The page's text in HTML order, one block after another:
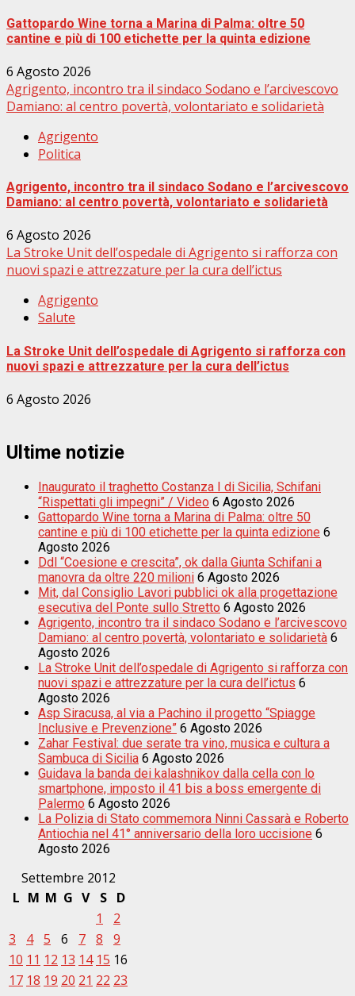
Gattopardo Wine torna a Marina di Palma: oltre 50
cantine e più di 100 etichette per la quinta edizione
6 Agosto 2026
Agrigento, incontro tra il sindaco Sodano e l’arcivescovo
Damiano: al centro povertà, volontariato e solidarietà
Agrigento
Politica
Agrigento, incontro tra il sindaco Sodano e l’arcivescovo
Damiano: al centro povertà, volontariato e solidarietà
6 Agosto 2026
La Stroke Unit dell’ospedale di Agrigento si rafforza con
nuovi spazi e attrezzature per la cura dell’ictus
Agrigento
Salute
La Stroke Unit dell’ospedale di Agrigento si rafforza con
nuovi spazi e attrezzature per la cura dell’ictus
6 Agosto 2026
Ultime notizie
Inaugurato il traghetto Costanza I di Sicilia, Schifani
“Rispettati gli impegni” / Video 6 Agosto 2026
Gattopardo Wine torna a Marina di Palma: oltre 50
cantine e più di 100 etichette per la quinta edizione 6
Agosto 2026
Ddl “Coesione e crescita”, ok dalla Giunta Schifani a
manovra da oltre 220 milioni 6 Agosto 2026
Mit, dal Consiglio Lavori pubblici ok alla progettazione
esecutiva del Ponte sullo Stretto 6 Agosto 2026
Agrigento, incontro tra il sindaco Sodano e l’arcivescovo
Damiano: al centro povertà, volontariato e solidarietà 6
Agosto 2026
La Stroke Unit dell’ospedale di Agrigento si rafforza con
nuovi spazi e attrezzature per la cura dell’ictus 6
Agosto 2026
Asp Siracusa, al via a Pachino il progetto “Spiagge
Inclusive e Prevenzione” 6 Agosto 2026
Zahar Festival: due serate tra vino, musica e cultura a
Sambuca di Sicilia 6 Agosto 2026
Guidava la banda dei kalashnikov dalla cella con lo
smartphone, imposto il 41 bis a boss emergente di
Palermo 6 Agosto 2026
La Polizia di Stato commemora Ninni Cassarà e Roberto
Antiochia nel 41° anniversario della loro uccisione 6
Agosto 2026
Settembre 2012
L M M G V S
D
1
2
3
4 5 6 7 8
9
10 11 12 13 14 15 16
17 18 19 20 21 22 23